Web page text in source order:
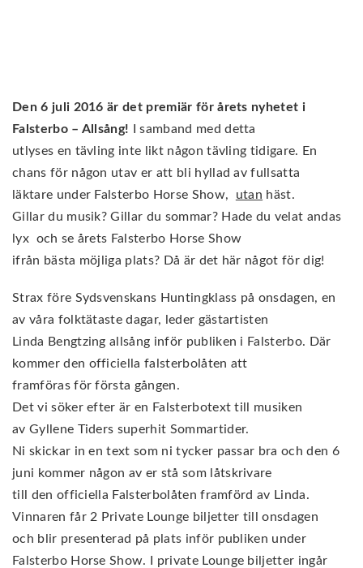
Den 6 juli 2016 är det premiär för årets nyhetet i
Falsterbo – Allsång! I samband med detta
utlyses en tävling inte likt någon tävling tidigare. En
chans för någon utav er att bli hyllad av fullsatta
läktare under Falsterbo Horse Show, utan häst.
Gillar du musik? Gillar du sommar? Hade du velat andas
lyx och se årets Falsterbo Horse Show
ifrån bästa möjliga plats? Då är det här något för dig!
Strax före Sydsvenskans Huntingklass på onsdagen, en
av våra folktätaste dagar, leder gästartisten
Linda Bengtzing allsång inför publiken i Falsterbo. Där
kommer den officiella falsterbolåten att
framföras för första gången.
Det vi söker efter är en Falsterbotext till musiken
av Gyllene Tiders superhit Sommartider.
Ni skickar in en text som ni tycker passar bra och den 6
juni kommer någon av er stå som låtskrivare
till den officiella Falsterbolåten framförd av Linda.
Vinnaren får 2 Private Lounge biljetter till onsdagen
och blir presenterad på plats inför publiken under
Falsterbo Horse Show. I private Lounge biljetter ingår